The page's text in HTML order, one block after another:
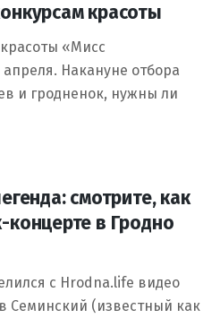
красоты
«Мисс
Накануне отбора
и гродненок, нужны ли
смотрите, как
концерте в Гродно
с Hrodna.life видео
Семинский (известный как